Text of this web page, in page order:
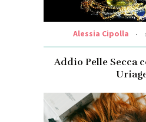
Alessia Cipolla
Addio Pelle Secca